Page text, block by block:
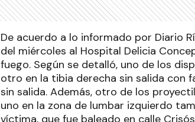
De acuerdo a lo informado por Diario
del miércoles al Hospital Delicia
fuego. Según se detalló, uno de los
otro en la tibia derecha sin salida con
sin salida. Además, otro de los
uno en la zona de lumbar izquierdo
víctima, que fue baleado en calle